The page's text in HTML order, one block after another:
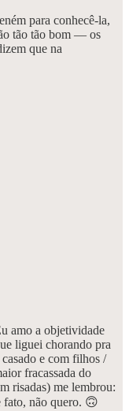
para conhecê-la,
tão tão bom — os
que na
amo a objetividade
liguei chorando pra
e com filhos /
fracassada do
risadas) me lembrou:
não quero. 🙃